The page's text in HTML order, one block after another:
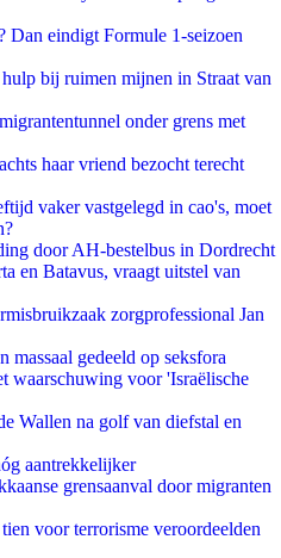
Dan eindigt Formule 1-seizoen
bij ruimen mijnen in Straat van
onder grens met
haar vriend bezocht terecht
vaker vastgelegd in cao's, moet
door AH-bestelbus in Dordrecht
en Batavus, vraagt uitstel van
zorgprofessional Jan
gedeeld op seksfora
waarschuwing voor 'Israëlische
Wallen na golf van diefstal en
aantrekkelijker
grensaanval door migranten
voor terrorisme veroordeelden